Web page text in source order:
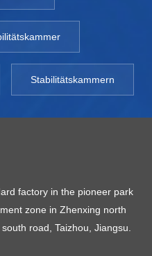
Stabilitätskammern
factory in the pioneer park
zone in Zhenxing north
road, Taizhou, Jiangsu.